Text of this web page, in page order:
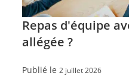
Repas d'équipe
allégée ?
Publié le 2 juillet 2026